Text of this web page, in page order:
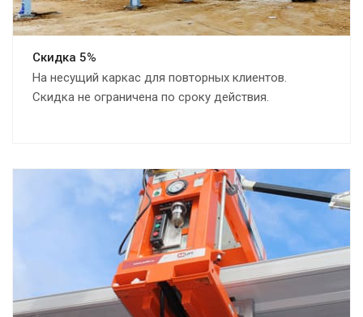
Скидка 5%
На несущий каркас для повторных клиентов.
Скидка не ограничена по сроку действия.